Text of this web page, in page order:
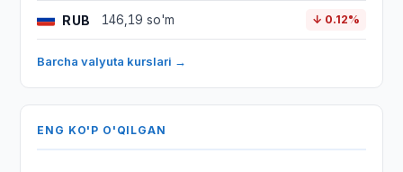
RUB 146,19 so'm ↓ 0.12%
Barcha valyuta kurslari →
ENG KO'P O'QILGAN